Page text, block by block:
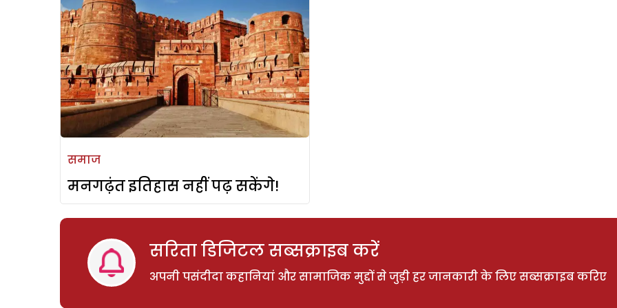
समाज
मनगढ़ंत इतिहास नहीं पढ़ सकेंगे!
सरिता डिजिटल सब्सक्राइब करें
अपनी पसंदीदा कहानियां और सामाजिक मुद्दों से जुड़ी हर जानकारी के लिए सब्सक्राइब करिए